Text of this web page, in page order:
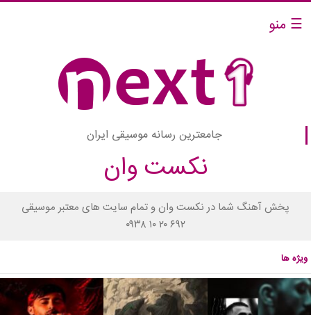
☰ منو
جامعترین رسانه موسیقی ایران
نکست وان
پخش آهنگ شما در نکست وان و تمام سایت های معتبر موسیقی
۰۹۳۸ ۱۰ ۲۰ ۶۹۲
ویژه ها